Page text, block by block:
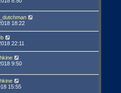
18:22
22:11
9:50
15:55